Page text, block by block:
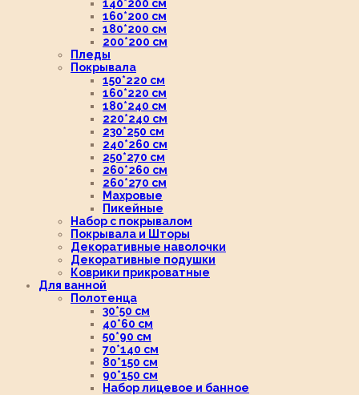
140*200 см
160*200 см
180*200 см
200*200 см
Пледы
Покрывала
150*220 см
160*220 см
180*240 см
220*240 см
230*250 см
240*260 см
250*270 см
260*260 см
260*270 см
Махровые
Пикейные
Набор с покрывалом
Покрывала и Шторы
Декоративные наволочки
Декоративные подушки
Коврики прикроватные
Для ванной
Полотенца
30*50 см
40*60 см
50*90 см
70*140 см
80*150 см
90*150 см
Набор лицевое и банное